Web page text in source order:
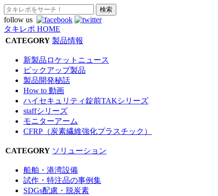
follow us
タキレポ HOME
CATEGORY 製品情報
新製品ロケットニュース
ピックアップ製品
製品開発秘話
How to 動画
ハイセキュリティ錠前TAKシリーズ
staffシリーズ
モニターアーム
CFRP（炭素繊維強化プラスチック）
CATEGORY ソリューション
船舶・港湾設備
試作・特注品の事例集
SDGs配慮・脱炭素